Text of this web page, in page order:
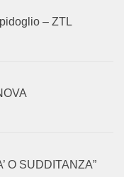
– ZTL
O SUDDITANZA”